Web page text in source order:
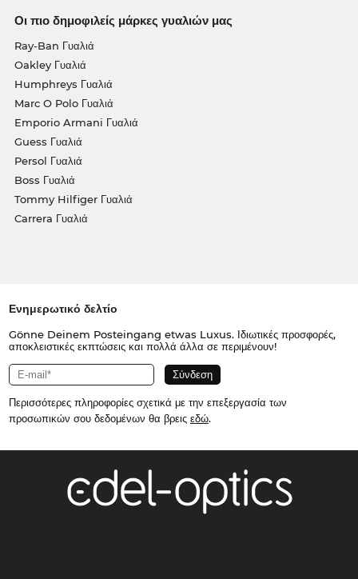
Οι πιο δημοφιλείς μάρκες γυαλιών μας
Ray-Ban Γυαλιά
Oakley Γυαλιά
Humphreys Γυαλιά
Marc O Polo Γυαλιά
Emporio Armani Γυαλιά
Guess Γυαλιά
Persol Γυαλιά
Boss Γυαλιά
Tommy Hilfiger Γυαλιά
Carrera Γυαλιά
Ενημερωτικό δελτίο
Gönne Deinem Posteingang etwas Luxus. Ιδιωτικές προσφορές,
αποκλειστικές εκπτώσεις και πολλά άλλα σε περιμένουν!
Περισσότερες πληροφορίες σχετικά με την επεξεργασία των
προσωπικών σου δεδομένων θα βρεις εδώ.